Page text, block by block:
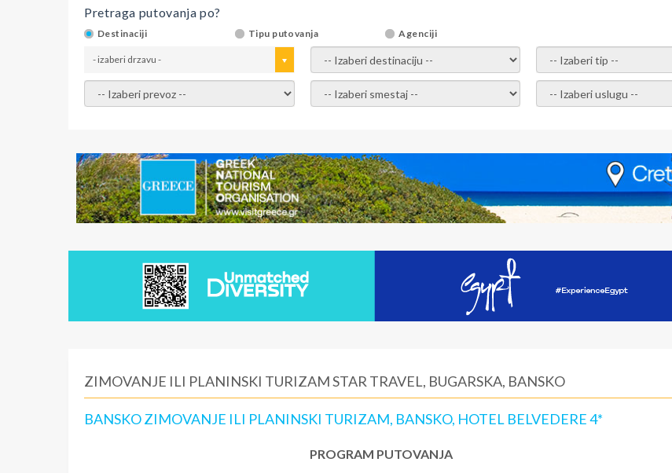
Pretraga putovanja po?
Destinaciji Tipu putovanja Agenciji
- izaberi drzavu - - izaberi destinaciju - - izaberi tip -
- izaberi prevoz - - Izaberite smestaj - - Izaberite uslugu -
ZIMOVANJE ILI PLANINSKI TURIZAM STAR TRAVEL, BUGARSKA, BANSKO
BANSKO ZIMOVANJE ILI PLANINSKI TURIZAM, BANSKO, HOTEL BELVEDERE 4*
PROGRAM PUTOVANJA